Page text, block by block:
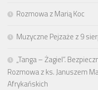
Rozmowa z Marią Koc
Muzyczne Pejzaże z 9
„Tanga – Żagiel”.
Rozmowa z ks. Januszem
Afrykańskich